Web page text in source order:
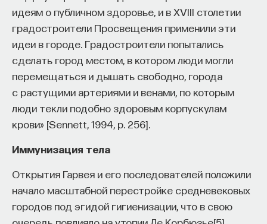
идеям о публичном здоровье, и в XVIII столетии
градостроители Просвещения применили эти
идеи в городе. Градостроители попытались
сделать город местом, в котором люди могли
перемещаться и дышать свободно, города
с растущими артериями и венами, по которым
люди текли подобно здоровым корпускулам
крови» [Sennett, 1994, p. 256].
Иммунизация тела
Открытия Гарвея и его последователей положили
начало масштабной перестройке средневековых
городов под эгидой гигиенизации, что в свою